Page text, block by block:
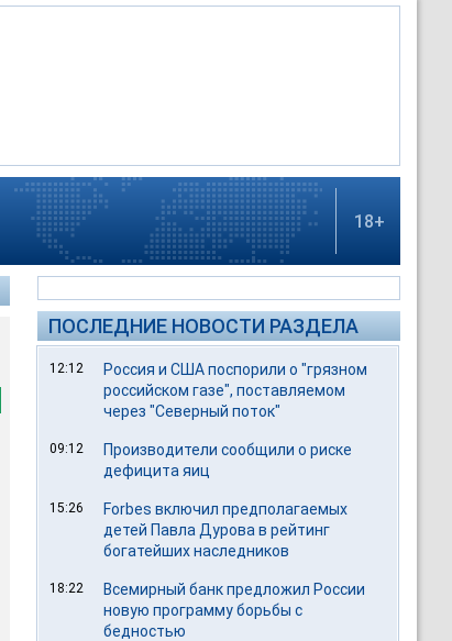
18+
ПОСЛЕДНИЕ НОВОСТИ РАЗДЕЛА
12:12
Россия и США поспорили о "грязном
российском газе", поставляемом
через "Северный поток"
09:12
Производители сообщили о риске
дефицита яиц
15:26
Forbes включил предполагаемых
детей Павла Дурова в рейтинг
богатейших наследников
18:22
Всемирный банк предложил России
новую программу борьбы с
бедностью